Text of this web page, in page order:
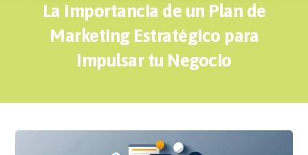
La Importancia de un Plan de
Marketing Estratégico para
Impulsar tu Negocio